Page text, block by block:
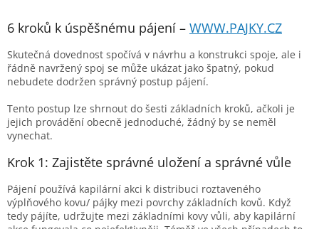
6 kroků k úspěšnému pájení – WWW.PAJKY.CZ
Skutečná dovednost spočívá v návrhu a konstrukci spoje, ale i
řádně navržený spoj se může ukázat jako špatný, pokud
nebudete dodržen správný postup pájení.
Tento postup lze shrnout do šesti základních kroků, ačkoli je
jejich provádění obecně jednoduché, žádný by se neměl
vynechat.
Krok 1: Zajistěte správné uložení a správné vůle
Pájení používá kapilární akci k distribuci roztaveného
výplňového kovu/ pájky mezi povrchy základních kovů. Když
tedy pájíte, udržujte mezi základními kovy vůli, aby kapilární